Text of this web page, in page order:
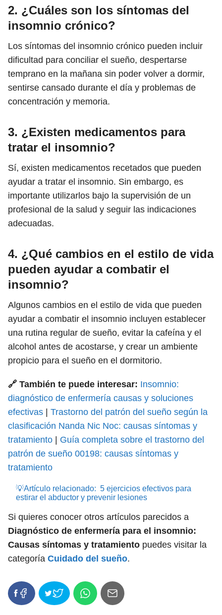
2. ¿Cuáles son los síntomas del
insomnio crónico?
Los síntomas del insomnio crónico pueden incluir
dificultad para conciliar el sueño, despertarse
temprano en la mañana sin poder volver a dormir,
sentirse cansado durante el día y problemas de
concentración y memoria.
3. ¿Existen medicamentos para
tratar el insomnio?
Sí, existen medicamentos recetados que pueden
ayudar a tratar el insomnio. Sin embargo, es
importante utilizarlos bajo la supervisión de un
profesional de la salud y seguir las indicaciones
adecuadas.
4. ¿Qué cambios en el estilo de vida
pueden ayudar a combatir el
insomnio?
Algunos cambios en el estilo de vida que pueden
ayudar a combatir el insomnio incluyen establecer
una rutina regular de sueño, evitar la cafeína y el
alcohol antes de acostarse, y crear un ambiente
propicio para el sueño en el dormitorio.
🔗 También te puede interesar: Insomnio:
diagnóstico de enfermería causas y soluciones
efectivas
Trastorno del patrón del sueño según la
clasificación Nanda Nic Noc: causas síntomas y
tratamiento
Guía completa sobre el trastorno del
patrón de sueño 00198: causas síntomas y
tratamiento
💡Artículo relacionado: 5 ejercicios efectivos para
estirar el abductor y prevenir lesiones
Si quieres conocer otros artículos parecidos a
Diagnóstico de enfermería para el insomnio:
Causas síntomas y tratamiento puedes visitar la
categoría Cuidado del sueño.